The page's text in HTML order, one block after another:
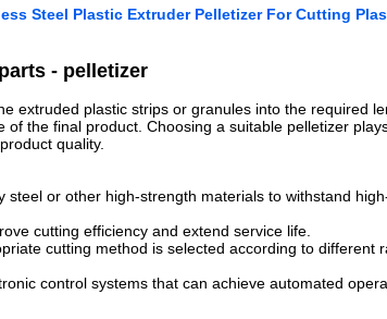
Steel Plastic Extruder Pelletizer For Cutting
- pelletizer
extruded plastic strips or granules into the required
the final product. Choosing a suitable pelletizer
quality.
or other high-strength materials to withstand
cutting efficiency and extend service life.
cutting method is selected according to different
control systems that can achieve automated